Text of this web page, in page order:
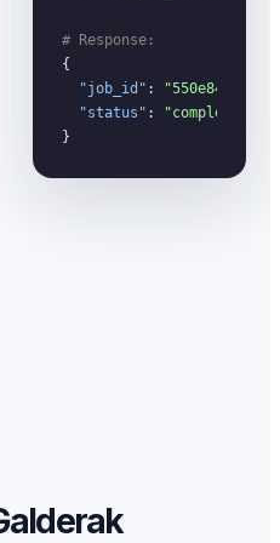
# Response:
{
"job_id" :
"550e8400-
"status" :
"completed"
}